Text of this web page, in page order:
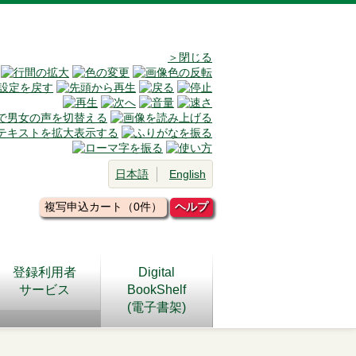
＞閉じる
日本語 English
複写申込カート（0件） ヘルプ
登録利用者
サービス
Digital
BookShelf
(電子書架)